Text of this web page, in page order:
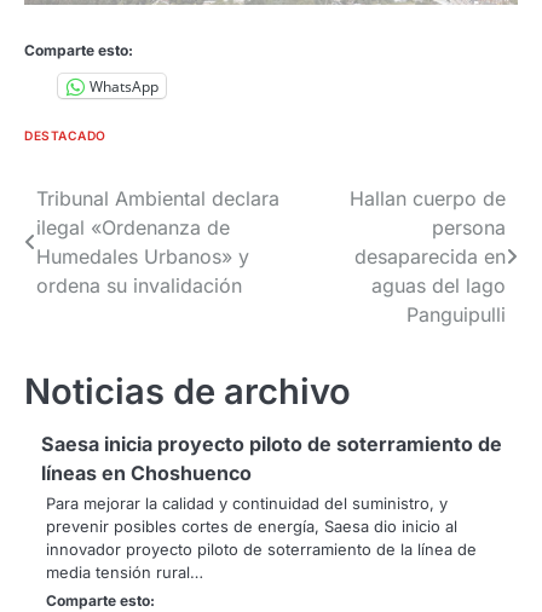
Comparte esto:
WhatsApp
DESTACADO
Navegación
de
entradas
Tribunal Ambiental declara
ilegal «Ordenanza de
Humedales Urbanos» y
ordena su invalidación
Hallan cuerpo de
persona
desaparecida en
aguas del lago
Panguipulli
Noticias de archivo
Saesa inicia proyecto piloto de soterramiento de
líneas en Choshuenco
Para mejorar la calidad y continuidad del suministro, y
prevenir posibles cortes de energía, Saesa dio inicio al
innovador proyecto piloto de soterramiento de la línea de
media tensión rural…
Comparte esto: